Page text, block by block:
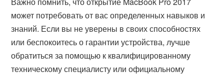
может потребовать от вас определенных навыков и
знаний. Если вы не уверены в своих способностях
или беспокоитесь о гарантии устройства, лучше
обратиться за помощью к квалифицированному
техническому специалисту или официальному